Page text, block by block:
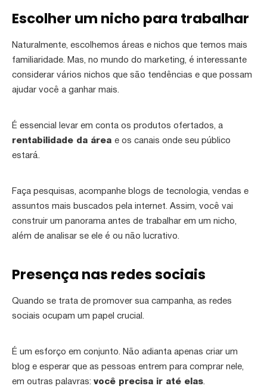
Escolher um nicho para trabalhar
Naturalmente, escolhemos áreas e nichos que temos mais
familiaridade. Mas, no mundo do marketing, é interessante
considerar vários nichos que são tendências e que possam
ajudar você a ganhar mais.
É essencial levar em conta os produtos ofertados, a
rentabilidade da área e os canais onde seu público
estará.
Faça pesquisas, acompanhe blogs de tecnologia, vendas e
assuntos mais buscados pela internet. Assim, você vai
construir um panorama antes de trabalhar em um nicho,
além de analisar se ele é ou não lucrativo.
Presença nas redes sociais
Quando se trata de promover sua campanha, as redes
sociais ocupam um papel crucial.
É um esforço em conjunto. Não adianta apenas criar um
blog e esperar que as pessoas entrem para comprar nele,
em outras palavras: você precisa ir até elas.